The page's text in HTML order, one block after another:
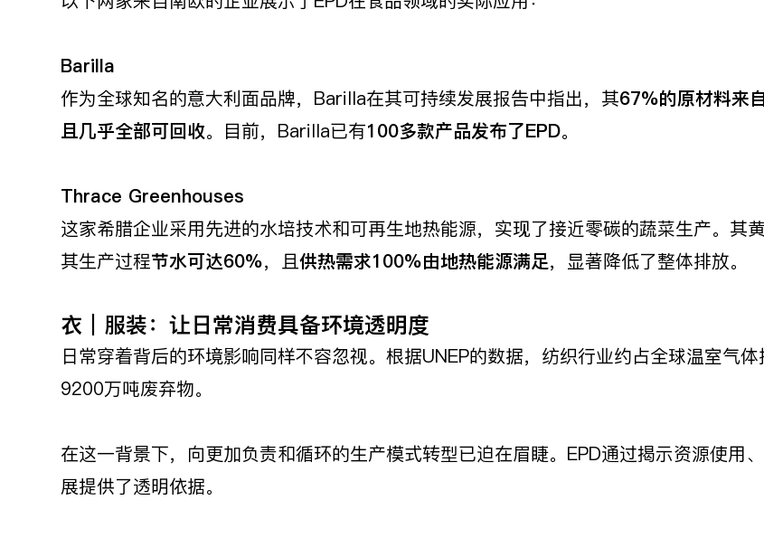
Barilla
作为全球知名的意大利面品牌，Barilla在其可持续发展报告中指出，其67%的原材料来
且几乎全部可回收。目前，Barilla已有100多款产品发布了EPD。
Thrace Greenhouses
这家希腊企业采用先进的水培技术和可再生地热能源，实现了接近零碳的蔬菜生产。其
其生产过程节水可达60%，且供热需求100%由地热能源满足，显著降低了整体排放。
衣｜服装：让日常消费具备环境透明度
日常穿着背后的环境影响同样不容忽视。根据UNEP的数据，纺织行业约占全球温室气
9200万吨废弃物。
在这一背景下，向更加负责和循环的生产模式转型已迫在眉睫。EPD通过揭示资源使用
展提供了透明依据。